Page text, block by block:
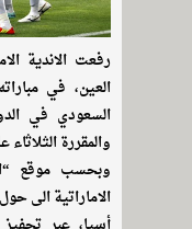
رفعت الاندية
العين، في
السعودي في
والمقررة
وبحسب موقع
الاماراتية الى